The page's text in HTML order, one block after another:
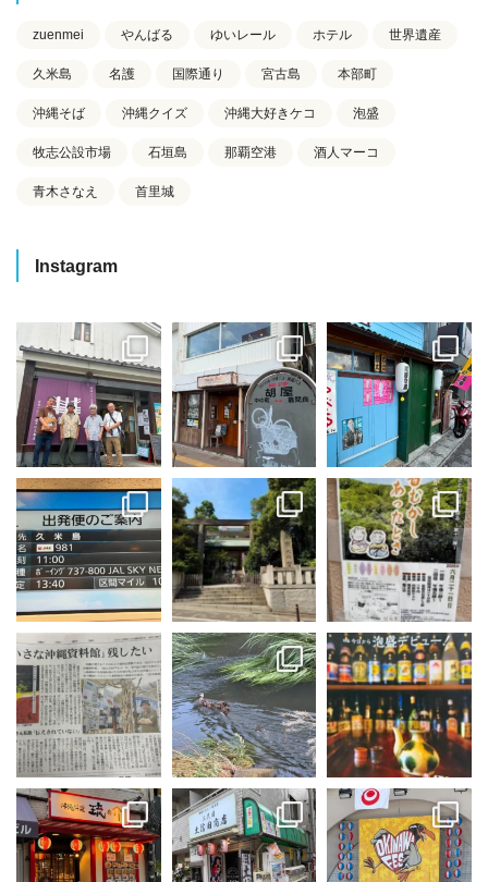
zuenmei やんばる ゆいレール ホテル 世界遺産
久米島 名護 国際通り 宮古島 本部町
沖縄そば 沖縄クイズ 沖縄大好きケコ 泡盛
牧志公設市場 石垣島 那覇空港 酒人マーコ
青木さなえ 首里城
Instagram